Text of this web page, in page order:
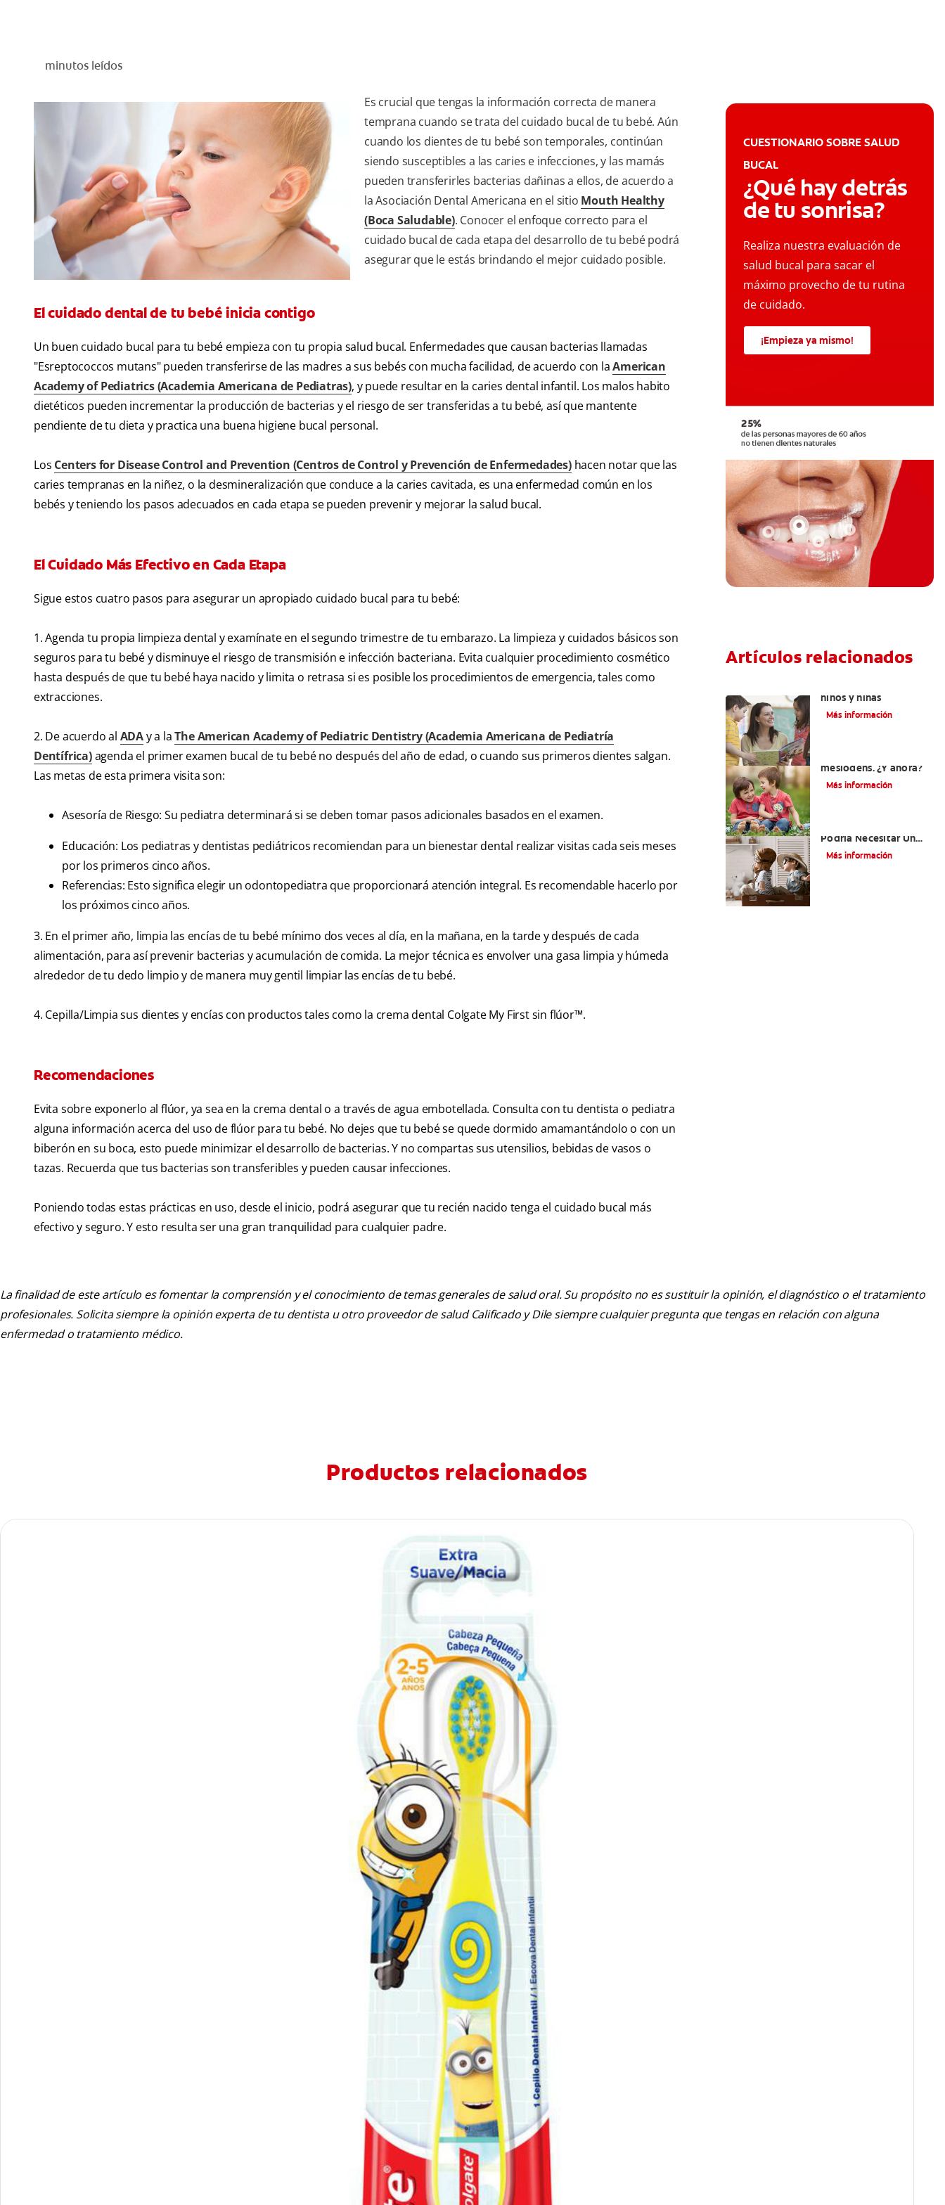
minutos leídos
Es crucial que tengas la información correcta de manera
temprana cuando se trata del cuidado bucal de tu bebé. Aún
cuando los dientes de tu bebé son temporales, continúan
siendo susceptibles a las caries e infecciones, y las mamás
pueden transferirles bacterias dañinas a ellos, de acuerdo a
la Asociación Dental Americana en el sitio Mouth Healthy
(Boca Saludable). Conocer el enfoque correcto para el
cuidado bucal de cada etapa del desarrollo de tu bebé podrá
asegurar que le estás brindando el mejor cuidado posible.
El cuidado dental de tu bebé inicia contigo
Un buen cuidado bucal para tu bebé empieza con tu propia salud bucal. Enfermedades que causan bacterias llamadas
"Esreptococcos mutans" pueden transferirse de las madres a sus bebés con mucha facilidad, de acuerdo con laAmerican
Academy of Pediatrics (Academia Americana de Pediatras), y puede resultar en la caries dental infantil. Los malos habito
dietéticos pueden incrementar la producción de bacterias y el riesgo de ser transferidas a tu bebé, así que mantente
pendiente de tu dieta y practica una buena higiene bucal personal.
Los Centers for Disease Control and Prevention (Centros de Control y Prevención de Enfermedades)hacen notar que las
caries tempranas en la niñez, o la desmineralización que conduce a la caries cavitada, es una enfermedad común en los
bebés y teniendo los pasos adecuados en cada etapa se pueden prevenir y mejorar la salud bucal.
El Cuidado Más Efectivo en Cada Etapa
Sigue estos cuatro pasos para asegurar un apropiado cuidado bucal para tu bebé:
1. Agenda tu propia limpieza dental y examínate en el segundo trimestre de tu embarazo. La limpieza y cuidados básicos son
seguros para tu bebé y disminuye el riesgo de transmisión e infección bacteriana. Evita cualquier procedimiento cosmético
hasta después de que tu bebé haya nacido y limita o retrasa si es posible los procedimientos de emergencia, tales como
extracciones.
2. De acuerdo al ADAy a laThe American Academy of Pediatric Dentistry (Academia Americana de Pediatría
Dentífrica)agenda el primer examen bucal de tu bebé no después del año de edad, o cuando sus primeros dientes salgan.
Las metas de esta primera visita son:
Asesoría de Riesgo: Su pediatra determinará si se deben tomar pasos adicionales basados en el examen.
Educación: Los pediatras y dentistas pediátricos recomiendan para un bienestar dental realizar visitas cada seis meses
por los primeros cinco años.
Referencias: Esto significa elegir un odontopediatra que proporcionará atención integral. Es recomendable hacerlo por
los próximos cinco años.
3. En el primer año, limpia las encías de tu bebé mínimo dos veces al día, en la mañana, en la tarde y después de cada
alimentación, para así prevenir bacterias y acumulación de comida. La mejor técnica es envolver una gasa limpia y húmeda
alrededor de tu dedo limpio y de manera muy gentil limpiar las encías de tu bebé.
4. Cepilla/Limpia sus dientes y encías con productos tales como la crema dental Colgate My First sin flúor™.
Recomendaciones
Evita sobre exponerlo al flúor, ya sea en la crema dental o a través de agua embotellada. Consulta con tu dentista o pediatra
alguna información acerca del uso de flúor para tu bebé. No dejes que tu bebé se quede dormido amamantándolo o con un
biberón en su boca, esto puede minimizar el desarrollo de bacterias. Y no compartas sus utensilios, bebidas de vasos o
tazas. Recuerda que tus bacterias son transferibles y pueden causar infecciones.
Poniendo todas estas prácticas en uso, desde el inicio, podrá asegurar que tu recién nacido tenga el cuidado bucal más
efectivo y seguro. Y esto resulta ser una gran tranquilidad para cualquier padre.
CUESTIONARIO SOBRE SALUD
BUCAL
¿Qué hay detrás
de tu sonrisa?
Realiza nuestra evaluación de
salud bucal para sacar el
máximo provecho de tu rutina
de cuidado.
¡Empieza ya mismo!
Artículos relacionados
niños y niñas
Más información
mesiodens. ¿Y ahora?
Más información
Podría Necesitar Un
Mantenedor De
Más información
La finalidad de este artículo es fomentar la comprensión y el conocimiento de temas generales de salud oral. Su propósito no es sustituir la opinión, el diagnóstico o el tratamiento
profesionales. Solicita siempre la opinión experta de tu dentista u otro proveedor de salud Calificado y Dile siempre cualquier pregunta que tengas en relación con alguna
enfermedad o tratamiento médico.
Productos relacionados